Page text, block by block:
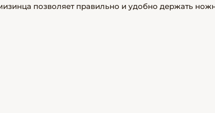
позволяет правильно и удобно держать